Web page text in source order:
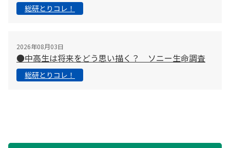
総研とりコレ！
2026年08月03日
●中高生は将来をどう思い描く？ ソニー生命調査
総研とりコレ！